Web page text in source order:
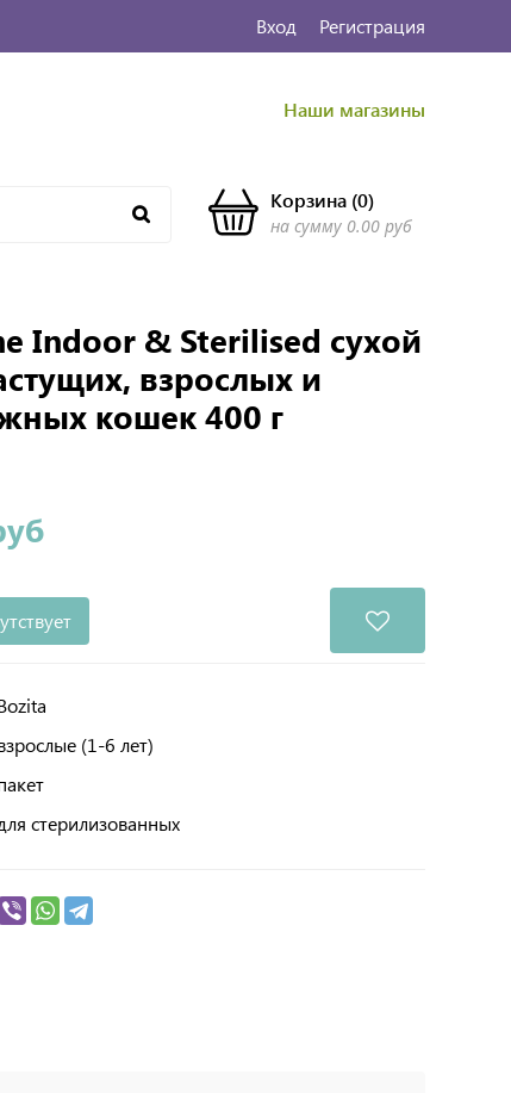
Вход Регистрация
Наши магазины
Корзина(0)
на сумму 0.00 руб
Indoor & Sterilised сухой
взрослых и
кошек 400 г
(1-6 лет)
стерилизованных